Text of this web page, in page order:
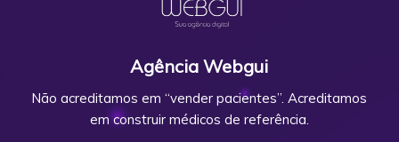
Agência Webgui
Não acreditamos em “vender pacientes”. Acreditamos
em construir médicos de referência.